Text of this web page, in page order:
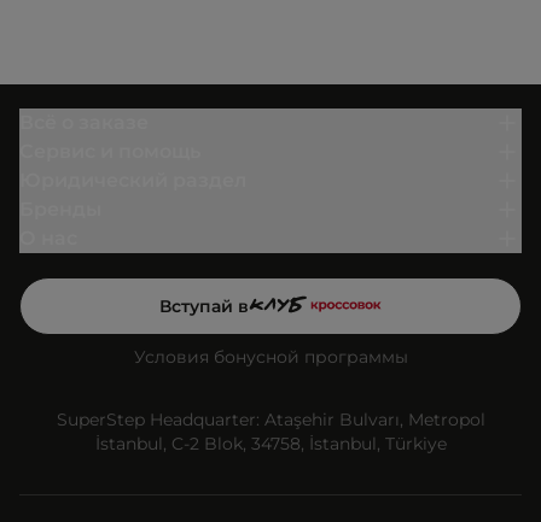
Вступай в
Условия бонусной программы
SuperStep Headquarter: Ataşehir Bulvarı, Metropol
İstanbul, C-2 Blok, 34758, İstanbul, Türkiye